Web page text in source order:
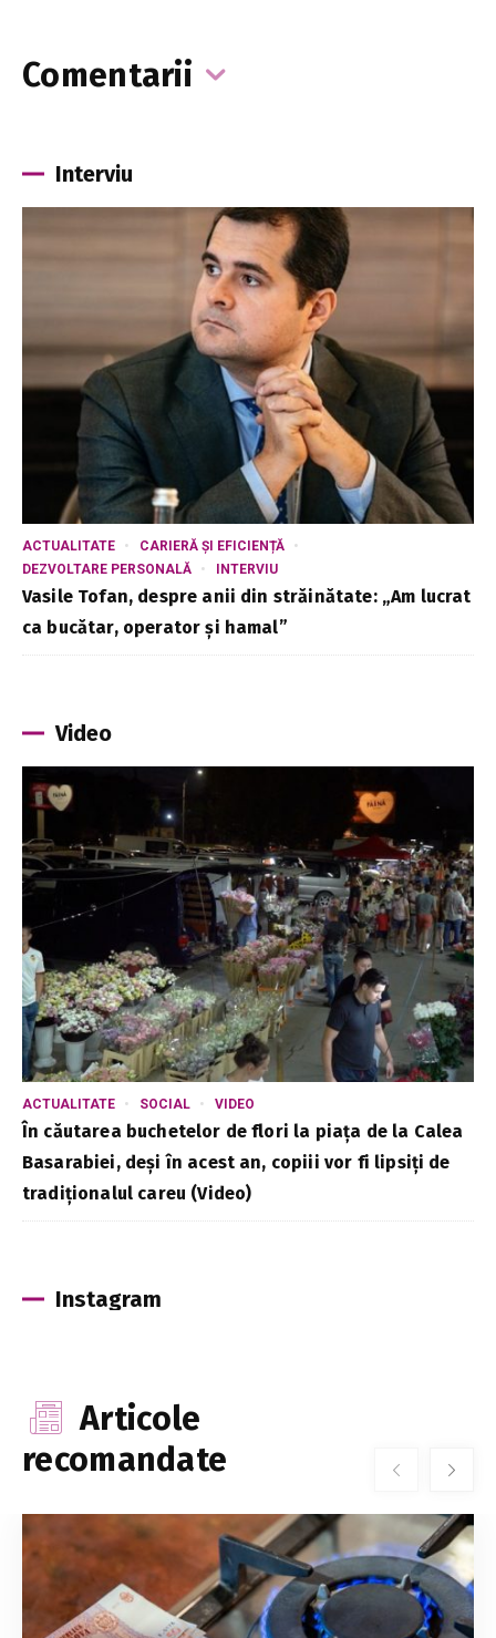
Comentarii
Interviu
ACTUALITATE
CARIERĂ ȘI EFICIENȚĂ
DEZVOLTARE PERSONALĂ
INTERVIU
Vasile Tofan, despre anii din străinătate: „Am lucrat
ca bucătar, operator și hamal”
Video
ACTUALITATE SOCIAL VIDEO
În căutarea buchetelor de flori la piața de la Calea
Basarabiei, deși în acest an, copiii vor fi lipsiți de
tradiționalul careu (Video)
Instagram
Articole
recomandate